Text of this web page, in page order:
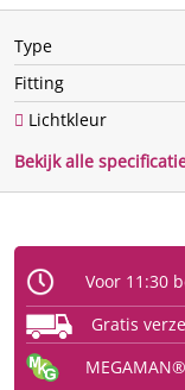
(Watt)
Vermogen (Watt)
Uitgangsspanning
Spanning / voltage
Functie
Dimbaar
Bewegingssensor
Lichtsensor
Fysiek
Type
Fitting
Lichtkleur
Bekijk alle
Voor 11:30
Gratis